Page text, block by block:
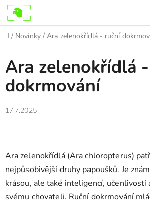
Přejít
na
obsah
Domů
/ Novinky / Ara zelenokřídlá - ruční
Ara zelenokřídlá
dokrmování
17.7.2025
Ara zelenokřídlá (Ara chloropterus)
nejpůsobivější druhy papoušků. Je
krásou, ale také inteligencí, učenlivostí
svému chovateli. Ruční dokrmování